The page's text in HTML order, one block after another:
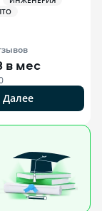
в мес
Далее